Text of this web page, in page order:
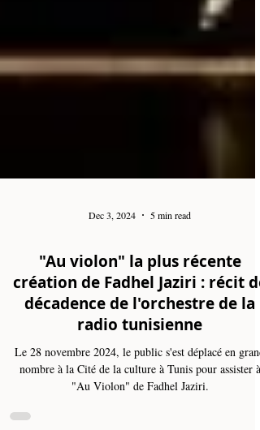
Dec 3, 2024 5 min read
"Au violon" la plus récente
création de Fadhel Jaziri : récit de
décadence de l'orchestre de la
radio tunisienne
nombre à la Cité de la culture à Tunis pour assister à